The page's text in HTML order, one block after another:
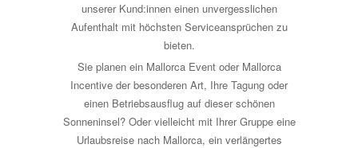
unserer Kund:innen einen unvergesslichen
Aufenthalt mit höchsten Serviceansprüchen zu
bieten.
Sie planen ein Mallorca Event oder Mallorca
Incentive der besonderen Art, Ihre Tagung oder
einen Betriebsausflug auf dieser schönen
Sonneninsel? Oder vielleicht mit Ihrer Gruppe eine
Urlaubsreise nach Mallorca, ein verlängertes